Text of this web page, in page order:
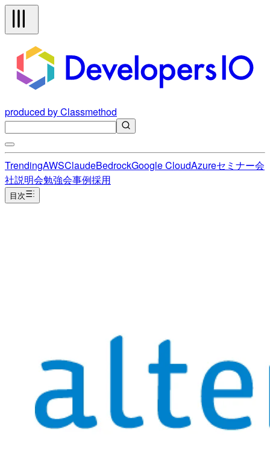
produced by Classmethod
TrendingAWSClaudeBedrockGoogle CloudAzureセミナー会
社説明会勉強会事例採用
目次